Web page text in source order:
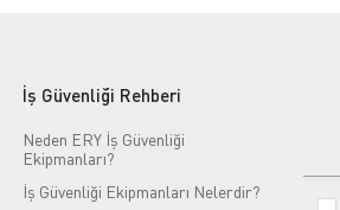
İş Güvenliği Rehberi
Neden ERY İş Güvenliği
Ekipmanları?
İş Güvenliği Ekipmanları Nelerdir?